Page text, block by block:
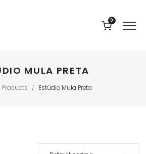
0
MULA PRETA
Products / Estúdio Mula Preta